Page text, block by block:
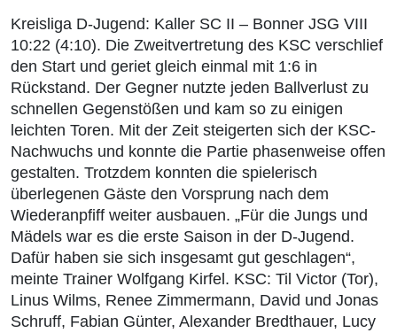
Kreisliga D-Jugend: Kaller SC II – Bonner JSG VIII
10:22 (4:10). Die Zweitvertretung des KSC verschlief
den Start und geriet gleich einmal mit 1:6 in
Rückstand. Der Gegner nutzte jeden Ballverlust zu
schnellen Gegenstößen und kam so zu einigen
leichten Toren. Mit der Zeit steigerten sich der KSC-
Nachwuchs und konnte die Partie phasenweise offen
gestalten. Trotzdem konnten die spielerisch
überlegenen Gäste den Vorsprung nach dem
Wiederanpfiff weiter ausbauen. „Für die Jungs und
Mädels war es die erste Saison in der D-Jugend.
Dafür haben sie sich insgesamt gut geschlagen“,
meinte Trainer Wolfgang Kirfel. KSC: Til Victor (Tor),
Linus Wilms, Renee Zimmermann, David und Jonas
Schruff, Fabian Günter, Alexander Bredthauer, Lucy